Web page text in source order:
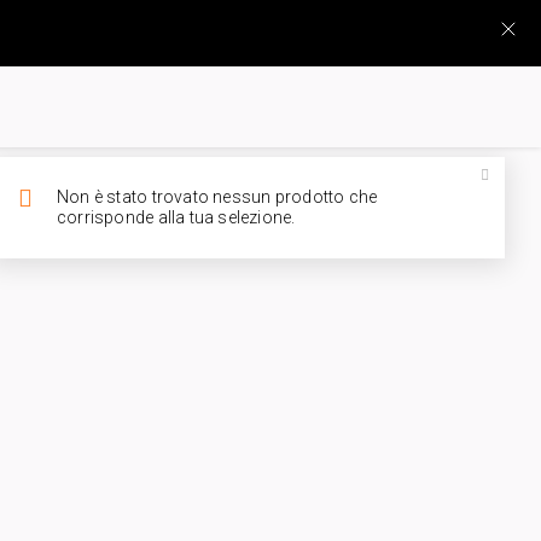
Non è stato trovato nessun prodotto che
corrisponde alla tua selezione.